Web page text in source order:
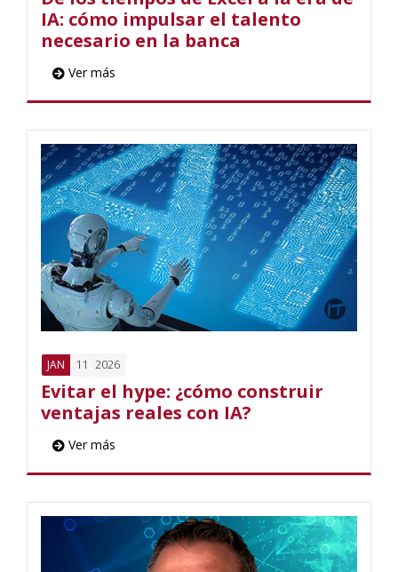
IA: cómo impulsar el talento
necesario en la banca
Ver más
JAN 11 2026
Evitar el hype: ¿cómo construir
ventajas reales con IA?
Ver más